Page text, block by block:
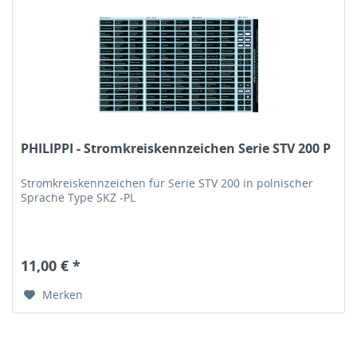
PHILIPPI - Stromkreiskennzeichen Serie STV 200 P
Stromkreiskennzeichen für Serie STV 200 in polnischer
Sprache Type SKZ -PL
11,00 € *
Merken